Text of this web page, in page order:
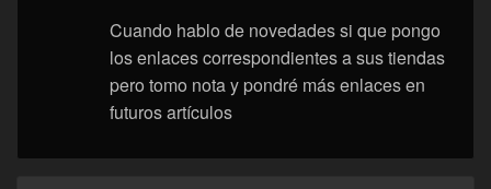
Cuando hablo de novedades si que pongo
los enlaces correspondientes a sus tiendas
pero tomo nota y pondré más enlaces en
futuros artículos